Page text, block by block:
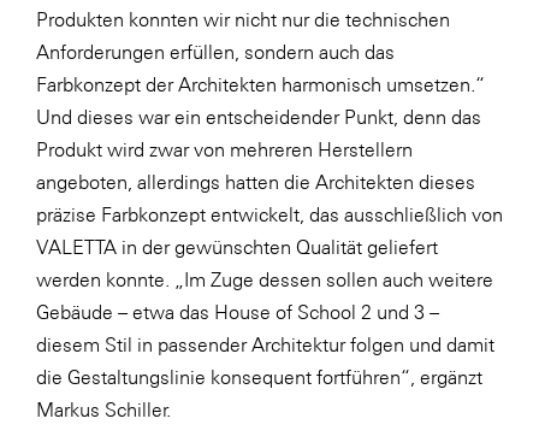
Produkten konnten wir nicht nur die technischen
Anforderungen erfüllen, sondern auch das
Farbkonzept der Architekten harmonisch umsetzen.“
Und dieses war ein entscheidender Punkt, denn das
Produkt wird zwar von mehreren Herstellern
angeboten, allerdings hatten die Architekten dieses
präzise Farbkonzept entwickelt, das ausschließlich von
VALETTA in der gewünschten Qualität geliefert
werden konnte. „Im Zuge dessen sollen auch weitere
Gebäude – etwa das House of School 2 und 3 –
diesem Stil in passender Architektur folgen und damit
die Gestaltungslinie konsequent fortführen“, ergänzt
Markus Schiller.